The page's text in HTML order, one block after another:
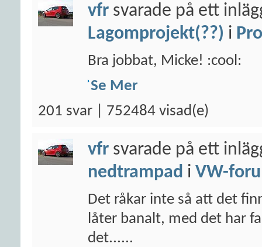
vfr svarade på ett
Lagomprojekt(??) i
Bra jobbat, Micke! :cool:
Se Mer
201 svar | 752484 visad(e)
vfr svarade på ett
nedtrampad i VW-
Det råkar inte så att det
låter banalt, med det har
det......